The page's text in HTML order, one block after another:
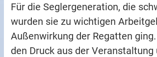
Für die Seglergeneration, die
wurden sie zu wichtigen
Außenwirkung der Regatten
den Druck aus der